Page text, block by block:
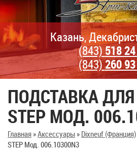
Казань,
(843)518
(843)260
ПОДСТАВКА
STEP МОД.
Главная»Аксессуары» Dixneuf (Франция)
STEP Мод. 006.10300N3